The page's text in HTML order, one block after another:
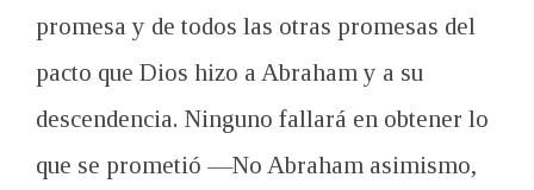
promesa y de todos las otras promesas del
pacto que Dios hizo a Abraham y a su
descendencia. Ninguno fallará en obtener lo
que se prometió —No Abraham asimismo,